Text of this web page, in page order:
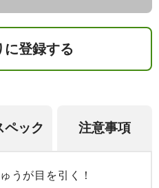
に登録する
ペック 注意事項
うが目を引く！